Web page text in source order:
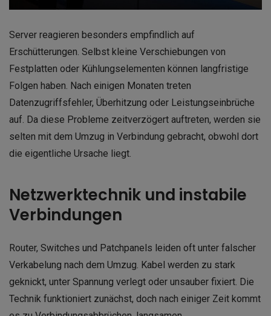
Server reagieren besonders empfindlich auf
Erschütterungen. Selbst kleine Verschiebungen von
Festplatten oder Kühlungselementen können langfristige
Folgen haben. Nach einigen Monaten treten
Datenzugriffsfehler, Überhitzung oder Leistungseinbrüche
auf. Da diese Probleme zeitverzögert auftreten, werden sie
selten mit dem Umzug in Verbindung gebracht, obwohl dort
die eigentliche Ursache liegt.
Netzwerktechnik und instabile
Verbindungen
Router, Switches und Patchpanels leiden oft unter falscher
Verkabelung nach dem Umzug. Kabel werden zu stark
geknickt, unter Spannung verlegt oder unsauber fixiert. Die
Technik funktioniert zunächst, doch nach einiger Zeit kommt